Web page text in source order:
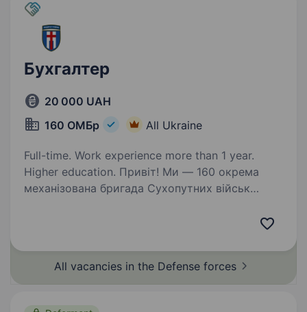
Бухгалтер
20 000 UAH
160 ОМБр
All Ukraine
Full-time. Work experience more than 1 year.
Higher education. Привіт! Ми — 160 окрема
механізована бригада Сухопутних військ
професіоналів, які щоденно працюють заради
приєднатися до нас і внести свій…
All vacancies in the Defense forces